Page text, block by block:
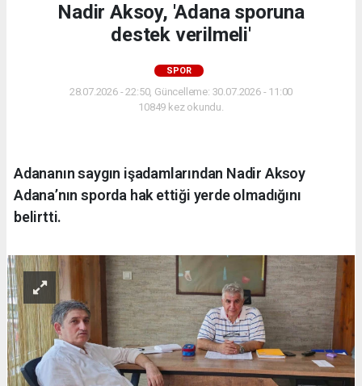
Nadir Aksoy, 'Adana sporuna
destek verilmeli'
SPOR
28.07.2026 - 22:50, Güncelleme: 30.07.2026 - 11:00
10849 kez okundu.
Adananın saygın işadamlarından Nadir Aksoy
Adana’nın sporda hak ettiği yerde olmadığını
belirtti.